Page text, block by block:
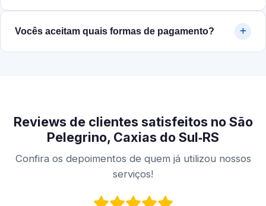
Vocês aceitam quais formas de pagamento?
Reviews de clientes satisfeitos no São
Pelegrino, Caxias do Sul‑RS
Confira os depoimentos de quem já utilizou nossos
serviços!